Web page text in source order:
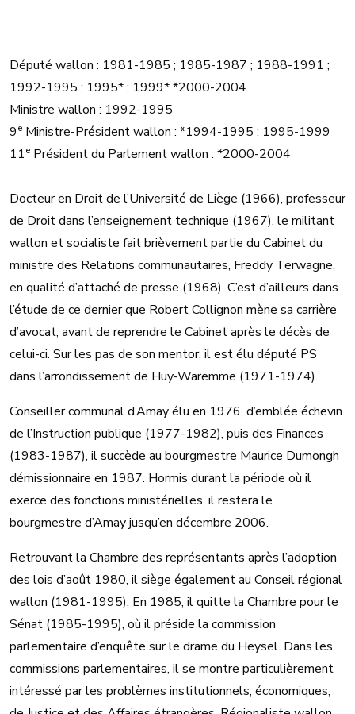
Député wallon : 1981-1985 ; 1985-1987 ; 1988-1991 ;
1992-1995 ; 1995* ; 1999* *2000-2004
Ministre wallon : 1992-1995
9e Ministre-Président wallon : *1994-1995 ; 1995-1999
11e Président du Parlement wallon : *2000-2004
Docteur en Droit de l’Université de Liège (1966), professeur
de Droit dans l’enseignement technique (1967), le militant
wallon et socialiste fait brièvement partie du Cabinet du
ministre des Relations communautaires, Freddy Terwagne,
en qualité d’attaché de presse (1968). C’est d’ailleurs dans
l’étude de ce dernier que Robert Collignon mène sa carrière
d’avocat, avant de reprendre le Cabinet après le décès de
celui-ci. Sur les pas de son mentor, il est élu député PS
dans l’arrondissement de Huy-Waremme (1971-1974).
Conseiller communal d’Amay élu en 1976, d’emblée échevin
de l’Instruction publique (1977-1982), puis des Finances
(1983-1987), il succède au bourgmestre Maurice Dumongh
démissionnaire en 1987. Hormis durant la période où il
exerce des fonctions ministérielles, il restera le
bourgmestre d’Amay jusqu’en décembre 2006.
Retrouvant la Chambre des représentants après l’adoption
des lois d’août 1980, il siège également au Conseil régional
wallon (1981-1995). En 1985, il quitte la Chambre pour le
Sénat (1985-1995), où il préside la commission
parlementaire d’enquête sur le drame du Heysel. Dans les
commissions parlementaires, il se montre particulièrement
intéressé par les problèmes institutionnels, économiques,